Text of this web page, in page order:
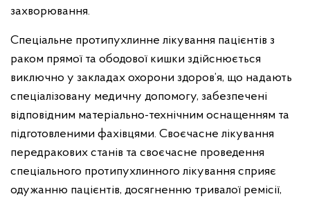
захворювання.
Спеціальне протипухлинне лікування пацієнтів з
раком прямої та ободової кишки здійснюється
виключно у закладах охорони здоров’я, що надають
спеціалізовану медичну допомогу, забезпечені
відповідним матеріально-технічним оснащенням та
підготовленими фахівцями. Своєчасне лікування
передракових станів та своєчасне проведення
спеціального протипухлинного лікування сприяє
одужанню пацієнтів, досягненню тривалої ремісії,